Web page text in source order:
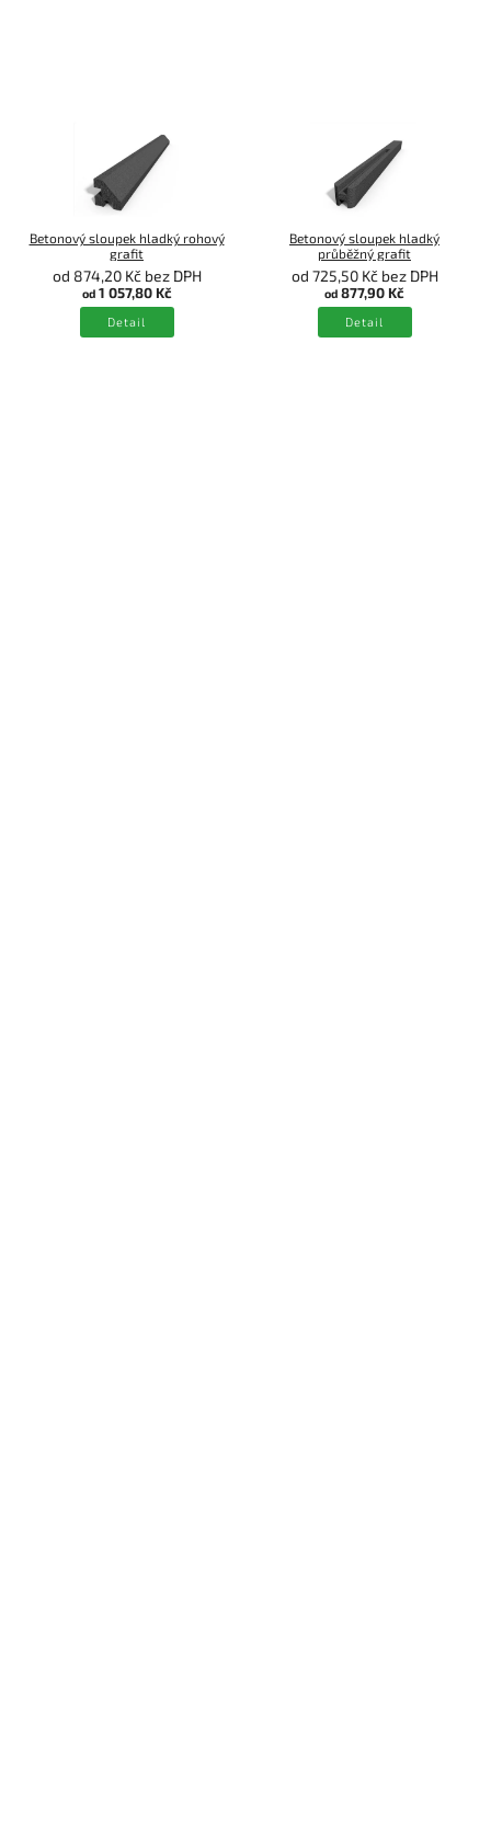
Betonový sloupek hladký rohový
grafit
od 874,20 Kč bez DPH
od1 057,80 Kč
Detail
Betonový sloupek hladký
průběžný grafit
od 725,50 Kč bez DPH
od 877,90 Kč
Detail